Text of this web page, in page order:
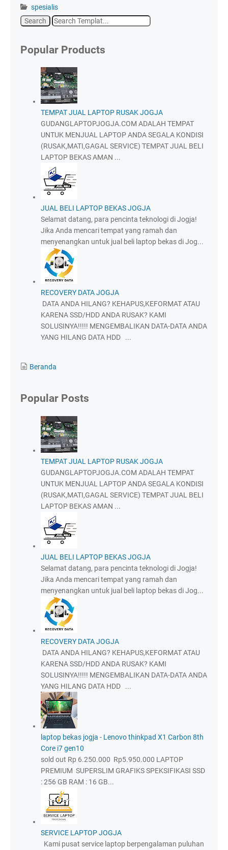
spesialis
Popular Products
TEMPAT JUAL LAPTOP RUSAK JOGJA
GUDANGLAPTOPJOGJA.COM ADALAH TEMPAT
UNTUK MENJUAL LAPTOP ANDA SEGALA KONDISI
(RUSAK,MATI,GAGAL SERVICE) TEMPAT JUAL BELI
LAPTOP BEKAS AMAN ...
JUAL BELI LAPTOP BEKAS JOGJA
Selamat datang, para pencinta teknologi di Jogja!
Jika Anda mencari tempat yang ramah dan
menyenangkan untuk jual beli laptop bekas di Jog...
RECOVERY DATA JOGJA
DATA ANDA HILANG? KEHAPUS,KEFORMAT ATAU
KARENA SSD/HDD ANDA RUSAK? KAMI
SOLUSINYA!!!!! MENGEMBALIKAN DATA-DATA ANDA
YANG HILANG DATA HDD ...
Beranda
Popular Posts
TEMPAT JUAL LAPTOP RUSAK JOGJA
GUDANGLAPTOPJOGJA.COM ADALAH TEMPAT
UNTUK MENJUAL LAPTOP ANDA SEGALA KONDISI
(RUSAK,MATI,GAGAL SERVICE) TEMPAT JUAL BELI
LAPTOP BEKAS AMAN ...
JUAL BELI LAPTOP BEKAS JOGJA
Selamat datang, para pencinta teknologi di Jogja!
Jika Anda mencari tempat yang ramah dan
menyenangkan untuk jual beli laptop bekas di Jog...
RECOVERY DATA JOGJA
DATA ANDA HILANG? KEHAPUS,KEFORMAT ATAU
KARENA SSD/HDD ANDA RUSAK? KAMI
SOLUSINYA!!!!! MENGEMBALIKAN DATA-DATA ANDA
YANG HILANG DATA HDD ...
laptop bekas jogja - Lenovo thinkpad X1 Carbon 8th
Core i7 gen10
sold out Rp 6.250.000 Rp5.950.000 LAPTOP
PREMIUM SUPERSLIM GRAFIKS SPEKSIFIKASI SSD
: 256 GB RAM : 16 GB...
SERVICE LAPTOP JOGJA
Kami pusat service laptop berpengalaman puluhan